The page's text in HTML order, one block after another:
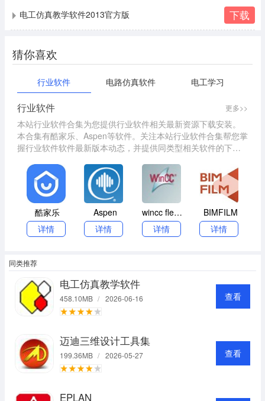
电工仿真教学软件2013官方版 下载
猜你喜欢
行业软件 电路仿真软件 电工学习
行业软件 更多>>
本站行业软件合集为您提供行业软件相关最新资源下载安装。
本合集有酷家乐、Aspen等软件。关注本站行业软件合集帮您掌
握行业软件软件最新版本动态，并提供同类型相关软件的下
酷家乐
详情
Aspen
详情
wincc flexible 2008 sp4
详情
BIMFILM
详情
同类推荐
电工仿真教学软件
458.10MB / 2026-06-16 查看
迈迪三维设计工具集
199.36MB / 2026-05-27 查看
EPLAN